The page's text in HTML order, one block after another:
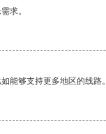
求。
能够支持更多地区的线路。